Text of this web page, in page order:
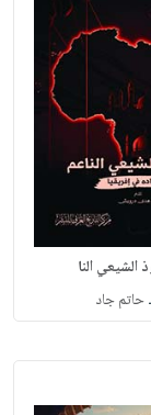
الشيعي النا
حاتم جاد